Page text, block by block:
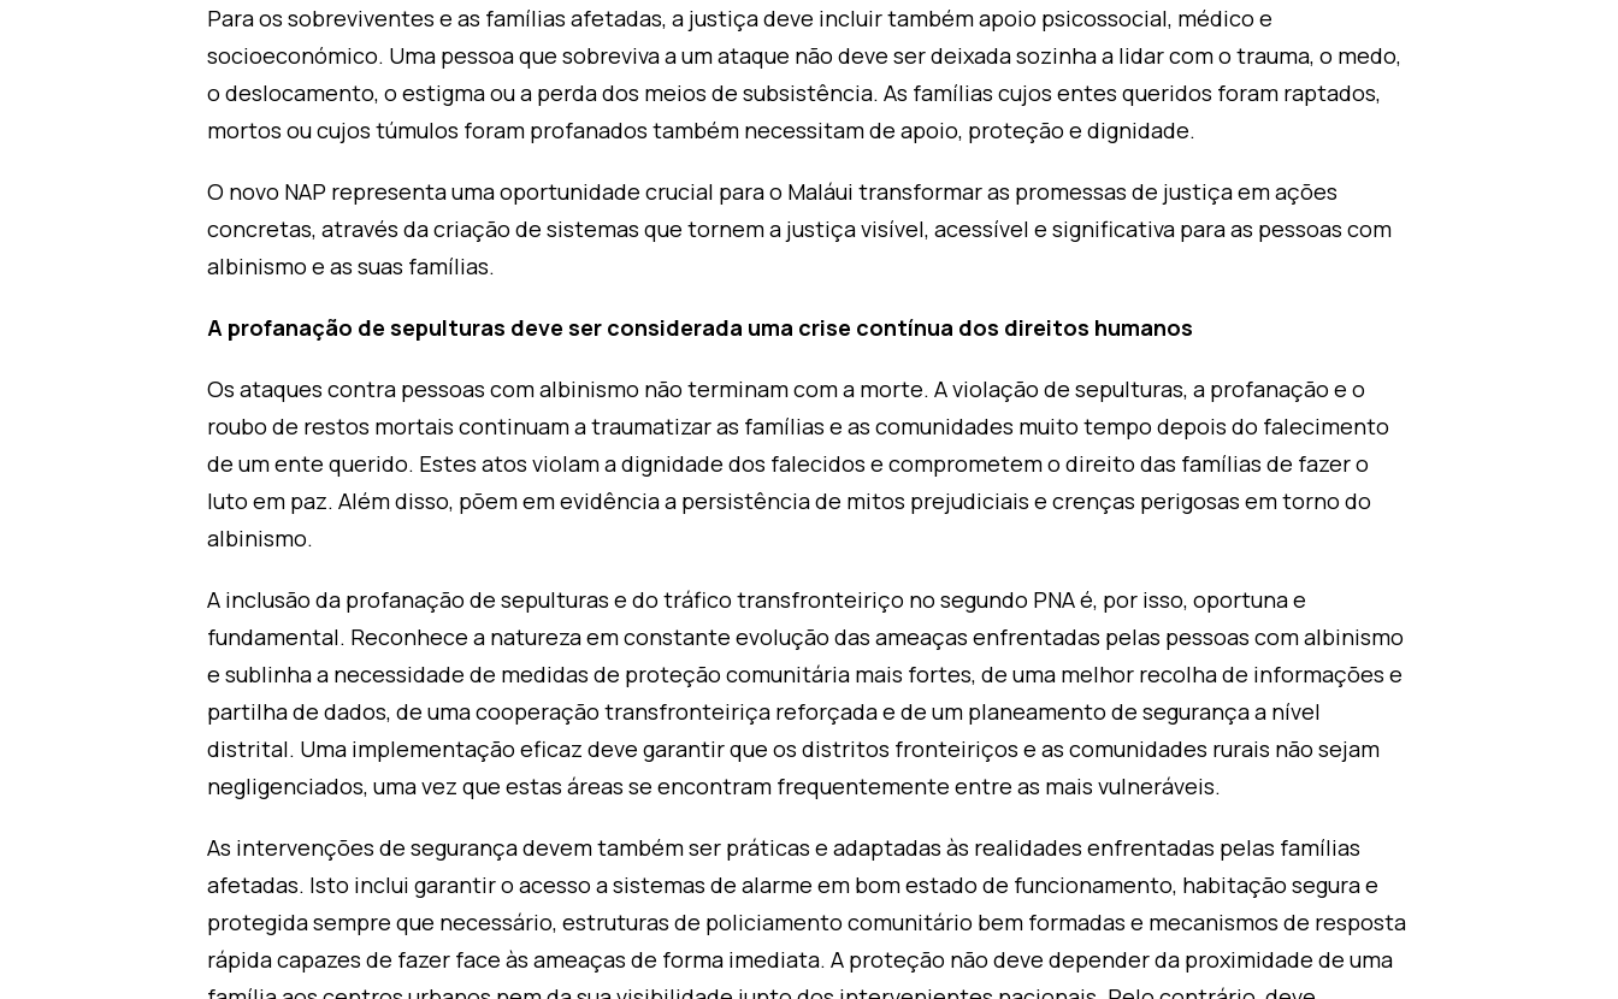
Para os sobreviventes e as famílias afetadas, a justiça deve incluir também apoio psicossocial, médico e
socioeconómico. Uma pessoa que sobreviva a um ataque não deve ser deixada sozinha a lidar com o trauma, o medo,
o deslocamento, o estigma ou a perda dos meios de subsistência. As famílias cujos entes queridos foram raptados,
mortos ou cujos túmulos foram profanados também necessitam de apoio, proteção e dignidade.
O novo NAP representa uma oportunidade crucial para o Maláui transformar as promessas de justiça em ações
concretas, através da criação de sistemas que tornem a justiça visível, acessível e significativa para as pessoas com
albinismo e as suas famílias.
A profanação de sepulturas deve ser considerada uma crise contínua dos direitos humanos
Os ataques contra pessoas com albinismo não terminam com a morte. A violação de sepulturas, a profanação e o
roubo de restos mortais continuam a traumatizar as famílias e as comunidades muito tempo depois do falecimento
de um ente querido. Estes atos violam a dignidade dos falecidos e comprometem o direito das famílias de fazer o
luto em paz. Além disso, põem em evidência a persistência de mitos prejudiciais e crenças perigosas em torno do
albinismo.
A inclusão da profanação de sepulturas e do tráfico transfronteiriço no segundo PNA é, por isso, oportuna e
fundamental. Reconhece a natureza em constante evolução das ameaças enfrentadas pelas pessoas com albinismo
e sublinha a necessidade de medidas de proteção comunitária mais fortes, de uma melhor recolha de informações e
partilha de dados, de uma cooperação transfronteiriça reforçada e de um planeamento de segurança a nível
distrital. Uma implementação eficaz deve garantir que os distritos fronteiriços e as comunidades rurais não sejam
negligenciados, uma vez que estas áreas se encontram frequentemente entre as mais vulneráveis.
As intervenções de segurança devem também ser práticas e adaptadas às realidades enfrentadas pelas famílias
afetadas. Isto inclui garantir o acesso a sistemas de alarme em bom estado de funcionamento, habitação segura e
protegida sempre que necessário, estruturas de policiamento comunitário bem formadas e mecanismos de resposta
rápida capazes de fazer face às ameaças de forma imediata. A proteção não deve depender da proximidade de uma